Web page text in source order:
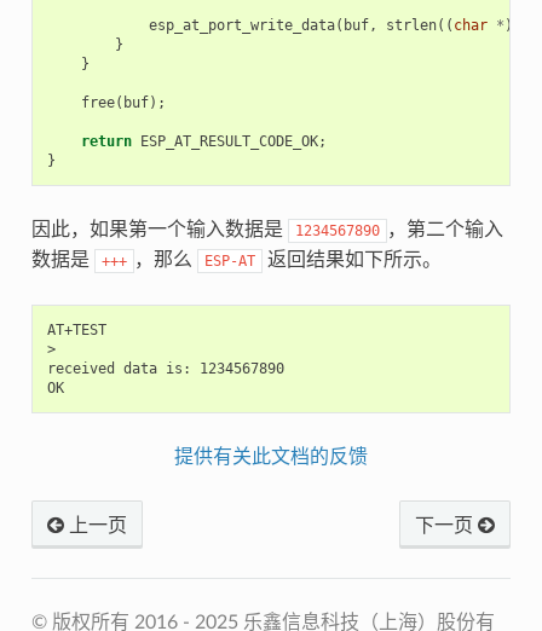
esp_at_port_write_data( buf, strlen(( char * )
}
}
free( buf);
return ESP_AT_RESULT_CODE_OK;
}
因此，如果第一个输入数据是 1234567890 ，第二个输入
数据是
+++ ，那么 ESP-AT 返回结果如下所示。
AT+TEST
>
received data is: 1234567890
OK
提供有关此文档的反馈
上一页 下一页
© 版权所有 2016 - 2025 乐鑫信息科技（上海）股份有